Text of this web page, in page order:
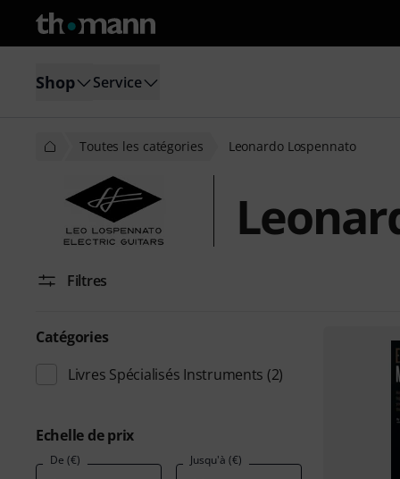
Shop Service
Toutes les catégories Leonardo Lospennato
Filtres
Catégories
Livres Spécialisés Instruments (2)
Echelle de prix
De (€) Jusqu'à (€)